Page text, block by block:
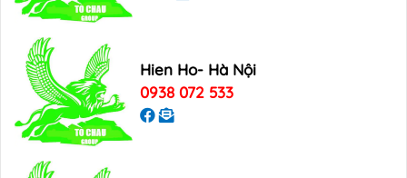
Hien Ho- Hà Nội
0938 072 533